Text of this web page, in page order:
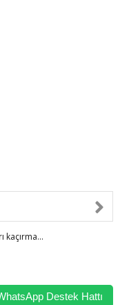
kaçırma...
bilgileriniz 256bit
Destek Hattı